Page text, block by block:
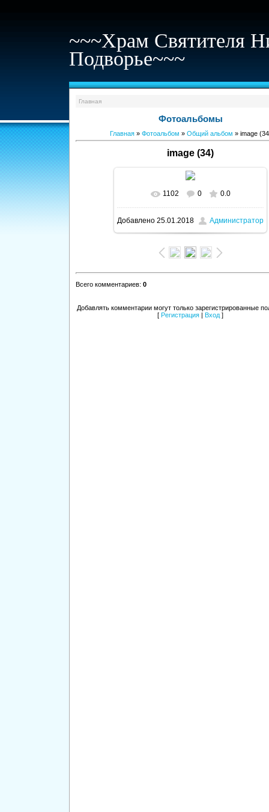
~~~Храм Святителя
Подворье~~~
Главная
Фотоальбомы
Главная» Фотоальбом » Общий альбом » image
image (34)
В реальном размере 1600x1067
252.5Kb
1102 0 0.0
Добавлено 25.01.2018 Администратор
Всего комментариев: 0
Добавлять комментарии могут только зарегистрированные
[ Регистрация Вход ]